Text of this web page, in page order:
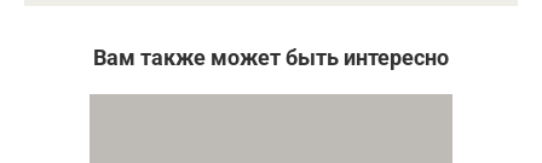
Вам также может быть интересно